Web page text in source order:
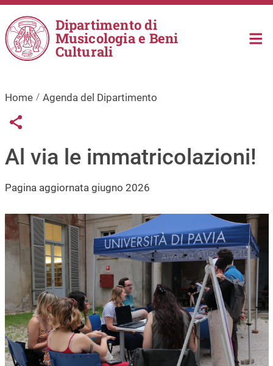
Salta al contenuto principale
Dipartimento di
Musicologia e Beni
Culturali
Home Agenda del Dipartimento
Links condivisione social
Share button
Al via le immatricolazioni!
Pagina aggiornata giugno 2026
Immagine